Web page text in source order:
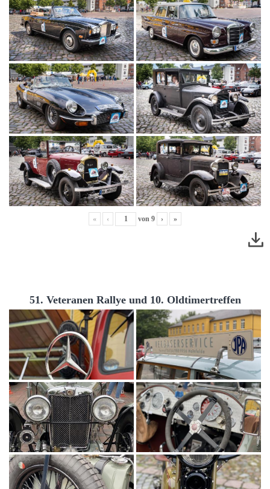
« ‹ von 9 › »
51. Veteranen Rallye und 10. Oldtimertreffen